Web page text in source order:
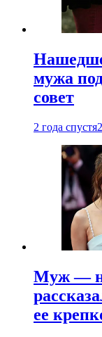
мужа
совет
2 года спустя
Муж —
ее